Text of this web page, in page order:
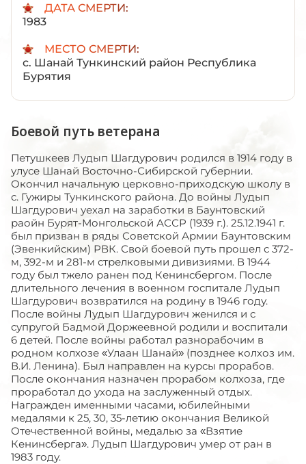
ДАТА СМЕРТИ:
1983
МЕСТО СМЕРТИ:
с. Шанай Тункинский район Республика
Бурятия
Боевой путь ветерана
Петушкеев Лудып Шагдурович родился в 1914 году в
улусе Шанай Восточно-Сибирской губернии.
Окончил начальную церковно-приходскую школу в
с. Гужиры Тункинского района. До войны Лудып
Шагдурович уехал на заработки в Баунтовский
раойн Бурят-Монгольской АССР (1939 г.). 25.12.1941 г.
был призван в ряды Советской Армии Баунтовским
(Эвенкийским) РВК. Свой боевой путь прошел с 372-
м, 392-м и 281-м стрелковыми дивизиями. В 1944
году был тжело ранен под Кенинсбергом. После
длительного лечения в военном госпитале Лудып
Шагдурович возвратился на родину в 1946 году.
После войны Лудып Шагдурович женился и с
супругой Бадмой Доржеевной родили и воспитали
6 детей. После войны работал разнорабочим в
родном колхозе «Улаан Шанай» (позднее колхоз им.
В.И. Ленина). Был направлен на курсы прорабов.
После окончания назначен прорабом колхоза, где
проработал до ухода на заслуженный отдых.
Награжден именными часами, юбилейными
медалями к 25, 30, 35-летию окончания Великой
Отечественной войны, медалью за «Взятие
Кенинсберга». Лудып Шагдурович умер от ран в
1983 году.